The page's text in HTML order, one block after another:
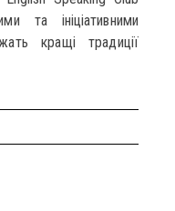
та ініціативними
кращі традиції